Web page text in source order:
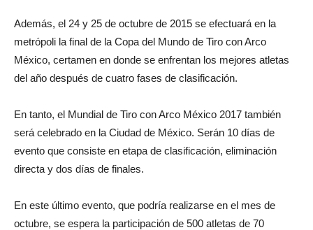
Además, el 24 y 25 de octubre de 2015 se efectuará en la
metrópoli la final de la Copa del Mundo de Tiro con Arco
México, certamen en donde se enfrentan los mejores atletas
del año después de cuatro fases de clasificación.
En tanto, el Mundial de Tiro con Arco México 2017 también
será celebrado en la Ciudad de México. Serán 10 días de
evento que consiste en etapa de clasificación, eliminación
directa y dos días de finales.
En este último evento, que podría realizarse en el mes de
octubre, se espera la participación de 500 atletas de 70